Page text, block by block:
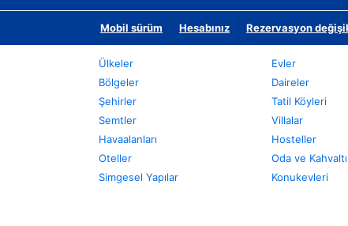
Mobil sürüm Hesabınız Rezervasyon
Ülkeler
Bölgeler
Şehirler
Semtler
Havaalanları
Oteller
Simgesel Yapılar
Evler
Daireler
Tatil Köyleri
Villalar
Hosteller
Oda ve
Konukevleri